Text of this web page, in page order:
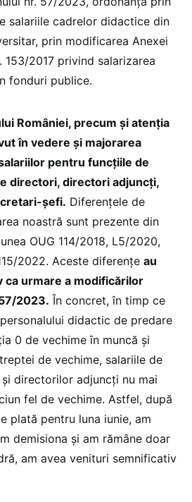
salariile cadrelor didactice din
prin modificarea Anexei
153/2017 privind salarizarea
fonduri publice.
României, precum și atenția
în vedere și majorarea
pentru funcțiile de
directori, directori adjuncți,
șefi. Diferențele de
noastră sunt prezente din
OUG 114/2018, L5/2020,
2022. Aceste diferențe au
urmare a modificărilor
2023. În concret, în timp ce
didactic de predare
0 de vechime în muncă și
de vechime, salariile de
directorilor adjuncți nu mai
fel de vechime. Astfel, după
plată pentru luna iunie, am
demisiona și am rămâne doar
am avea venituri semnificativ